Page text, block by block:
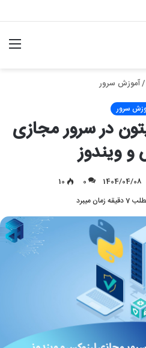
/آموزش سرور
سرور
در سرور مجازی
و ویندوز
1404/04/08
0
10
میبرد